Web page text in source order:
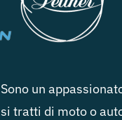
Sono un
si tratti di moto o